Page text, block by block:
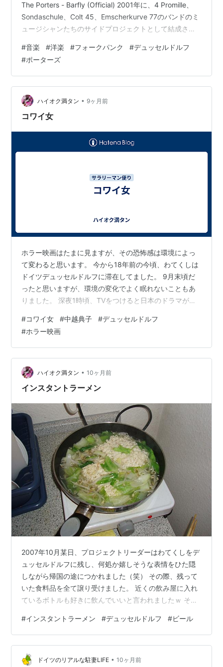
The Porters - Barfly (Official) 2001年に、4 Promille、
Sondaschule、Colt 45、Emscherkurve 77のバンドのミ
ュージシャンたちのサイドプロジェクトとして結成され
あふれるメロディーと、フルパンクロックの音楽を組み
合わせた独特のミックスを演奏しています。 初期の頃
は、伝統的なアイルランド民謡とパンクロックの要素を
融合させたバンドでしたが、のち…
#音楽 #洋楽 #フォークパンク #デュッセルドルフ
#ポーターズ
ハイオク満タン • 9ヶ月前
コワイ女
ホラー映画はたまに見ますが、その恐怖感は環境によっ
て変わると思います。 今から18年前の今頃、わてくしは
ドイツデュッセルドルフに滞在してました。 9月末頃だ
ったと思いますが、環境の変化でよく眠れないこともあ
りました。 深夜1時頃、TVをつけると日本のドラマが放
ろう？と軽い気持ちで見ていました。 深夜真っ暗な部屋
で見るものではなかった 後で調べると コワイ女 と判明
しました。 異国の風に吹かれて心細い環境で見れば、そ
れはそれは恐怖感が倍増です(^^; youtu.be
#コワイ女 #中越典子 #デュッセルドルフ
#ホラー映画
ハイオク満タン • 10ヶ月前
インスタントラーメン
2007年10月某日、プロジェクトリーダーはわてくしをデ
ュッセルドルフに残し、何処か嬉しそうな表情をひた隠
しながら帰国の途につかれました（笑） その際、残って
いた食料品を全て譲り受けました。 近くの飲み屋に入れ
ているボトルも好きに飲んでいいと言われましたｗ その
絵面の写真ですｗ 当時はデュッセルドルフの人口の10％
が日本人（常駐）でした。 しかしながら日本の食材を扱
うお店は高いので地元のスーパーに結構行きました。 そ
のスーパーのオリジナルビール（Pilsner/Alt/Weizen）が
#インスタントラーメン #デュッセルドルフ #ビール
ドイツのリアルな駐妻LIFE • 10ヶ月前